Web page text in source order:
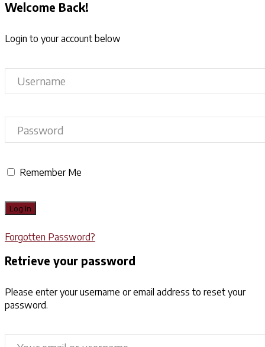
Welcome Back!
Login to your account below
Remember Me
Forgotten Password?
Retrieve your password
Please enter your username or email address to reset your
password.